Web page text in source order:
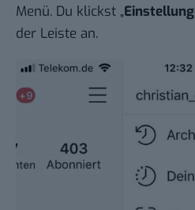
Menü. Du klickst „
der Leiste an.